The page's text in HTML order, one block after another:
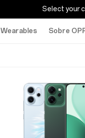
Select your
Wearables Sobre